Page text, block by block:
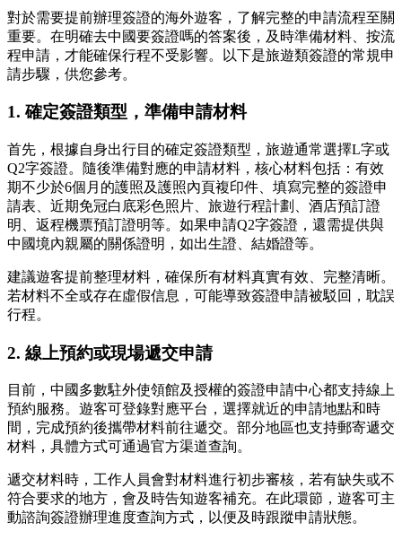
對於需要提前辦理簽證的海外遊客，了解完整的申請流程至關
重要。在明確去中國要簽證嗎的答案後，及時準備材料、按流
程申請，才能確保行程不受影響。以下是旅遊類簽證的常規申
請步驟，供您參考。
1. 確定簽證類型，準備申請材料
首先，根據自身出行目的確定簽證類型，旅遊通常選擇L字或
Q2字簽證。隨後準備對應的申請材料，核心材料包括：有效
期不少於6個月的護照及護照內頁複印件、填寫完整的簽證申
請表、近期免冠白底彩色照片、旅遊行程計劃、酒店預訂證
明、返程機票預訂證明等。如果申請Q2字簽證，還需提供與
中國境內親屬的關係證明，如出生證、結婚證等。
建議遊客提前整理材料，確保所有材料真實有效、完整清晰。
若材料不全或存在虛假信息，可能導致簽證申請被駁回，耽誤
行程。
2. 線上預約或現場遞交申請
目前，中國多數駐外使領館及授權的簽證申請中心都支持線上
預約服務。遊客可登錄對應平台，選擇就近的申請地點和時
間，完成預約後攜帶材料前往遞交。部分地區也支持郵寄遞交
材料，具體方式可通過官方渠道查詢。
遞交材料時，工作人員會對材料進行初步審核，若有缺失或不
符合要求的地方，會及時告知遊客補充。在此環節，遊客可主
動諮詢簽證辦理進度查詢方式，以便及時跟蹤申請狀態。